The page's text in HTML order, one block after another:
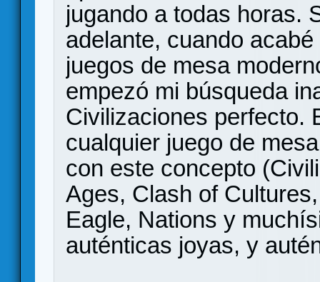
jugando a todas horas.
adelante, cuando
juegos de mesa
empezó mi búsqueda
Civilizaciones perfecto.
cualquier juego de
con este concepto
Ages, Clash of
Eagle, Nations y
auténticas joyas, y